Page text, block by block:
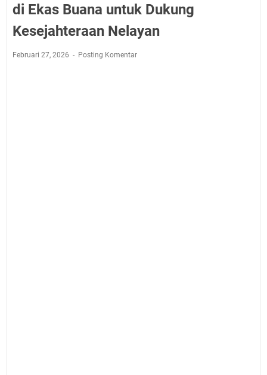
di Ekas Buana untuk Dukung
Kesejahteraan Nelayan
Februari 27, 2026 Posting Komentar